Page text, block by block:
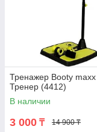
Тренажер Booty
Тренер (4412)
В наличии
3 000 ₸ 14 900 ₸